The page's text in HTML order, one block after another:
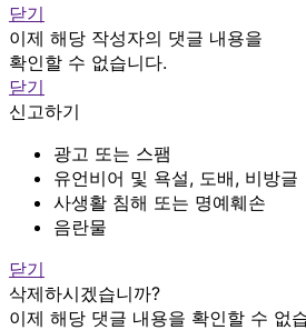
닫기
이제 해당 작성자의 댓글 내용을
확인할 수 없습니다.
닫기
신고하기
광고 또는 스팸
유언비어 및 욕설, 도배, 비방글
사생활 침해 또는 명예훼손
음란물
닫기
삭제하시겠습니까?
이제 해당 댓글 내용을 확인할 수 없